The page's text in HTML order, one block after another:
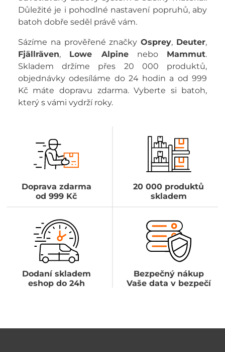
Důležité je i pohodlné nastavení popruhů, aby
batoh dobře seděl právě vám.
Sázíme na prověřené značkyOsprey, Deuter,
Fjällräven, Lowe Alpinenebo Mammut.
Skladem držíme přes 20 000 produktů,
objednávky odesíláme do 24 hodin a od 999
Kč máte dopravu zdarma. Vyberte si batoh,
který s vámi vydrží roky.
Doprava zdarma
od 999 Kč
20 000 produktů
skladem
Dodaní skladem
eshop do 24h
Bezpečný nákup
Vaše data v bezpečí